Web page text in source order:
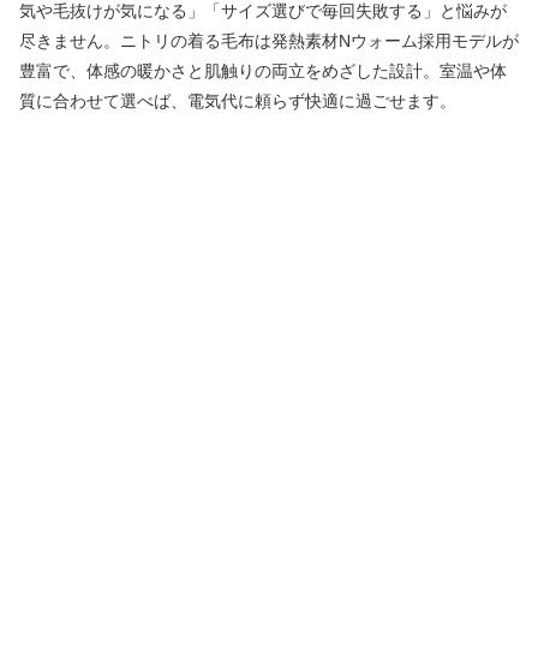
気や毛抜けが気になる」「サイズ選びで毎回失敗する」と悩みが
尽きません。ニトリの着る毛布は発熱素材Nウォーム採用モデルが
豊富で、体感の暖かさと肌触りの両立をめざした設計。室温や体
質に合わせて選べば、電気代に頼らず快適に過ごせます。